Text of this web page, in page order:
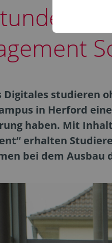
Digitales studieren
in Herford
haben. Mit
erhalten
bei dem